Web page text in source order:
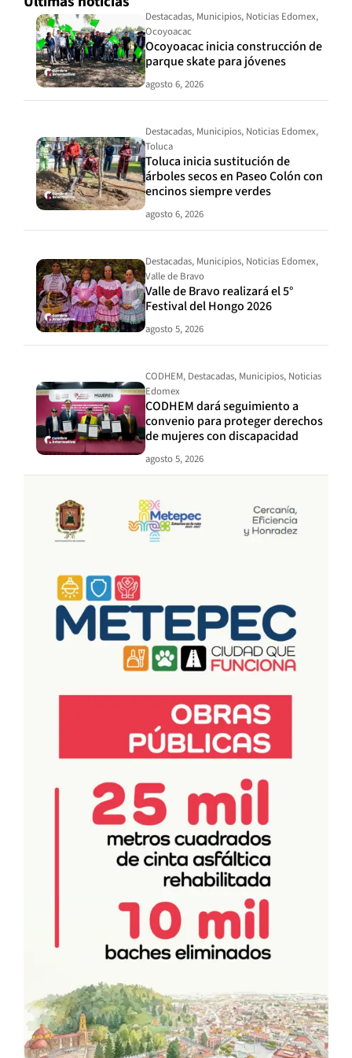
Destacadas, Municipios, Noticias Edomex,
Ocoyoacac
Ocoyoacac inicia construcción de
parque skate para jóvenes
agosto 6, 2026
Destacadas, Municipios, Noticias Edomex,
Toluca
Toluca inicia sustitución de
árboles secos en Paseo Colón con
encinos siempre verdes
agosto 6, 2026
Destacadas, Municipios, Noticias Edomex,
Valle de Bravo
Valle de Bravo realizará el 5°
Festival del Hongo 2026
agosto 5, 2026
CODHEM, Destacadas, Municipios, Noticias
Edomex
CODHEM dará seguimiento a
convenio para proteger derechos
de mujeres con discapacidad
agosto 5, 2026